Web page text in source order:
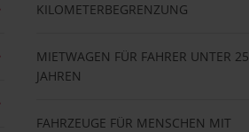
KILOMETERBEGRENZUNG
MIETWAGEN FÜR FAHRER UNTER 25
JAHREN
FAHRZEUGE FÜR MENSCHEN MIT